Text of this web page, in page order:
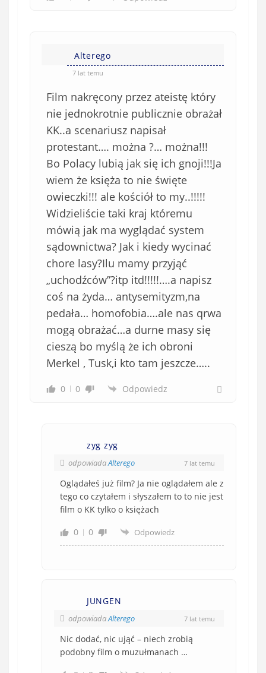
Alterego
7 lat temu
Film nakręcony przez ateistę który
nie jednokrotnie publicznie obrażał
KK..a scenariusz napisał
protestant…. można ?… można!!!
Bo Polacy lubią jak się ich gnoji!!!Ja
wiem że księża to nie święte
owieczki!!! ale kościół to my..!!!!!
Widzieliście taki kraj któremu
mówią jak ma wyglądać system
sądownictwa? Jak i kiedy wycinać
chore lasy?Ilu mamy przyjąć
„uchodźców”?itp itd!!!!!….a napisz
coś na żyda… antysemityzm,na
pedała… homofobia….ale nas qrwa
mogą obrażać…a durne masy się
cieszą bo myślą że ich obroni
Merkel , Tusk,i kto tam jeszcze…..
0 0 Odpowiedz
zyg zyg
odpowiadaAlterego 7 lat temu
Oglądałeś już film? Ja nie oglądałem ale z
tego co czytałem i słyszałem to to nie jest
film o KK tylko o księżach
0
0 Odpowiedz
JUNGEN
odpowiadaAlterego 7 lat temu
Nic dodać, nic ująć – niech zrobią
podobny film o muzułmanach …